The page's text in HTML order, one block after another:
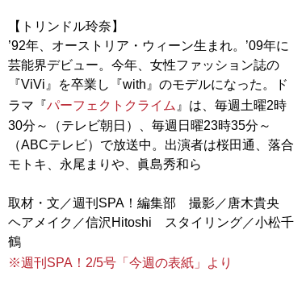
【トリンドル玲奈】
’92年、オーストリア・ウィーン生まれ。’09年に
芸能界デビュー。今年、女性ファッション誌の
『ViVi』を卒業し『with』のモデルになった。ド
ラマ『パーフェクトクライム 』は、毎週土曜2時
30分～（テレビ朝日）、毎週日曜23時35分～
（ABCテレビ）で放送中。出演者は桜田通、落合
モトキ、永尾まりや、眞島秀和ら
取材・文／週刊SPA！編集部 撮影／唐木貴央
ヘアメイク／信沢Hitoshi スタイリング／小松千
※週刊SPA！2/5号「今週の表紙」より